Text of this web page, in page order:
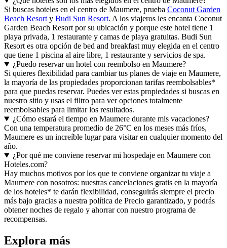
Si buscas hoteles en el centro de Maumere, prueba Coconut Garden
Beach Resort y Budi Sun Resort. A los viajeros les encanta Coconut
Garden Beach Resort por su ubicación y porque este hotel tiene 1
playa privada, 1 restaurante y camas de playa gratuitas. Budi Sun
Resort es otra opción de bed and breakfast muy elegida en el centro
que tiene 1 piscina al aire libre, 1 restaurante y servicios de spa.
¿Puedo reservar un hotel con reembolso en Maumere?
Si quieres flexibilidad para cambiar tus planes de viaje en Maumere,
la mayoría de las propiedades proporcionan tarifas reembolsables*
para que puedas reservar. Puedes ver estas propiedades si buscas en
nuestro sitio y usas el filtro para ver opciones totalmente
reembolsables para limitar los resultados.
¿Cómo estará el tiempo en Maumere durante mis vacaciones?
Con una temperatura promedio de 26°C en los meses más fríos,
Maumere es un increíble lugar para visitar en cualquier momento del
año.
¿Por qué me conviene reservar mi hospedaje en Maumere con
Hoteles.com?
Hay muchos motivos por los que te conviene organizar tu viaje a
Maumere con nosotros: nuestras cancelaciones gratis en la mayoría
de los hoteles* te darán flexibilidad, conseguirás siempre el precio
más bajo gracias a nuestra política de Precio garantizado, y podrás
obtener noches de regalo y ahorrar con nuestro programa de
recompensas.
Explora más